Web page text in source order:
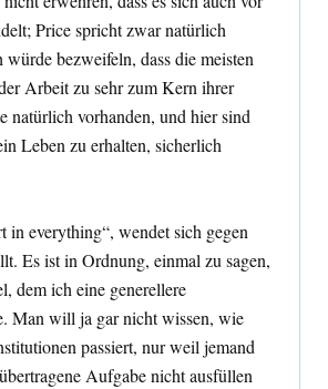
Price spricht zwar natürlich
bezweifeln, dass die meisten
Arbeit zu sehr zum Kern ihrer
natürlich vorhanden, und hier sind
Leben zu erhalten, sicherlich
in everything“, wendet sich gegen
Es ist in Ordnung, einmal zu sagen,
dem ich eine generellere
Man will ja gar nicht wissen, wie
passiert, nur weil jemand
Aufgabe nicht ausfüllen